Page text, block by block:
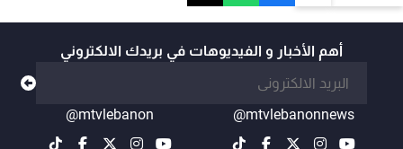
أهم الأخبار و الفيديوهات في بريدك الالكتروني
@mtvlebanonnews
@mtvlebanon